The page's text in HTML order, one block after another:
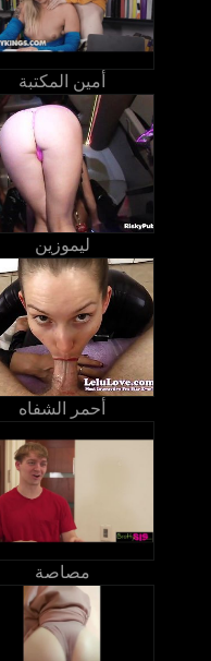
أمين المكتبة
ليموزين
أحمر الشفاه
مصاصة